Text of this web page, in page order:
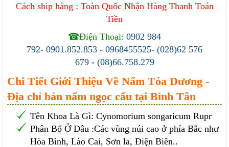
Cách ship hàng : Toàn Quốc Nhận Hàng Thanh Toán
Tiền
☎Điện Thoại: 0902 984
792- 0901.852.853 - 0968455525- (028)62 576
679- (08)66.758.279
Chi Tiết Giới Thiệu Về Nấm Tỏa Dương -
Địa chỉ bán nấm ngọc cẩu tại Bình Tân
Tên Khoa Là Gì: Cynomorium songaricum Rupr
Phân Bổ Ở Dâu :Các vùng núi cao ở phía Bắc như
Hòa Bình, Lào Cai, Sơn la, Điện Biên..